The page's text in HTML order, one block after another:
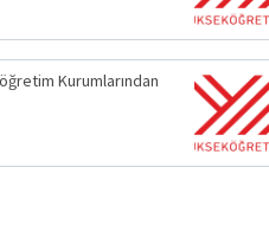
Kurumlarından ...